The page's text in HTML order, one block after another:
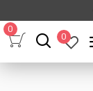
0
0